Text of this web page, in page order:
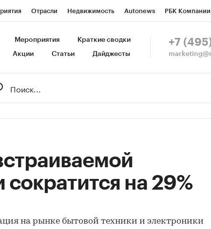
Отрасли Недвижимость Autonews РБК Компании
Газета Спецпроекты СПб Конференции СПб
Мероприятия Краткие сводки
Акции Статьи Дайджесты
+7
сократится на 29%
на рынке бытовой техники и электроники